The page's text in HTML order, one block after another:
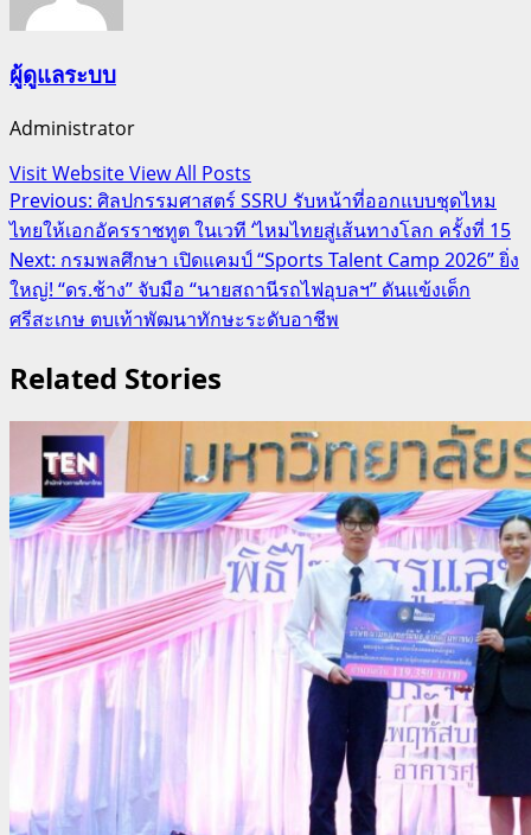
ผู้ดูแลระบบ
Administrator
Visit WebsiteView All Posts
Post
navigation
Previous: ศิลปกรรมศาสตร์ SSRU รับหน้าที่ออกแบบชุดไหม
ไทยให้เอกอัครราชทูต ในเวที ‘ไหมไทยสู่เส้นทางโลก ครั้งที่ 15
Next: กรมพลศึกษา เปิดแคมป์ “Sports Talent Camp 2026” ยิ่ง
ใหญ่! “ดร.ช้าง” จับมือ “นายสถานีรถไฟอุบลฯ” ดันแข้งเด็ก
ศรีสะเกษ ตบเท้าพัฒนาทักษะระดับอาชีพ
Related Stories